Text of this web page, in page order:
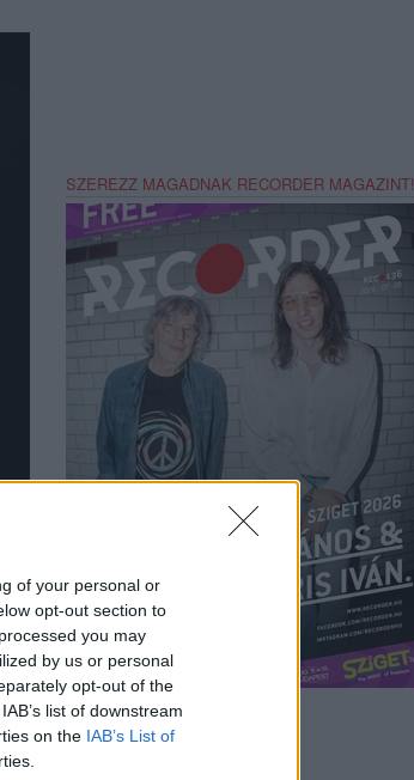
of your personal or
opt-out section to
you may
by us or personal
opt-out of the
list of downstream
on the IAB’s List of
ez
SZEREZZ MAGADNAK RECORDER MAGAZINT!